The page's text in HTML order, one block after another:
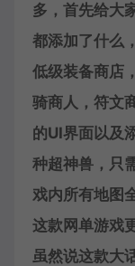
多，首先给大
都添加了什么
低级装备商店
骑商人，符文
的UI界面以及
种超神兽，只
戏内所有地图
这款网单游戏
虽然说这款大